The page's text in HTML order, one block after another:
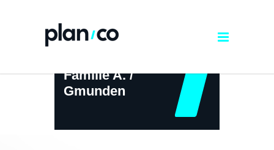
← ZURÜCK ZUR ÜBERSICHT
Familie A. /
Gmunden